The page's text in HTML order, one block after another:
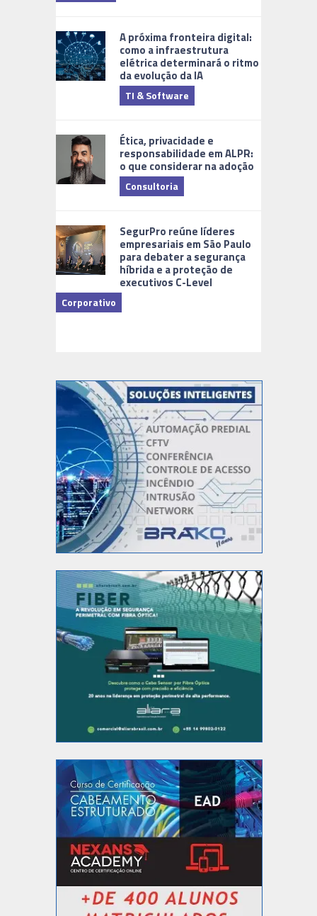
A próxima fronteira digital:
como a infraestrutura
elétrica determinará o ritmo
da evolução da IA
TI & Software
Ética, privacidade e
responsabilidade em ALPR:
o que considerar na adoção
Consultoria
SegurPro reúne líderes
empresariais em São Paulo
para debater a segurança
híbrida e a proteção de
executivos C-Level
Corporativo